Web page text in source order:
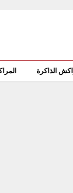
الذاكرة